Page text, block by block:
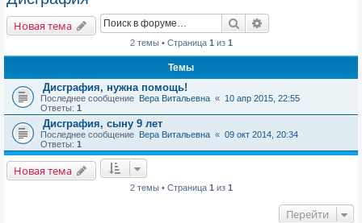
Новая тема Поиск
2 темы • Страница 1 из 1
Темы
Дисграфия, нужна помощь!
Последнее сообщение Вера Витальевна « 10 апр 2015, 22:55
Ответы: 1
Дисграфия, сыну 9 лет
Последнее сообщение Вера Витальевна « 09 окт 2014, 20:34
Ответы: 1
Новая тема
2 темы • Страница 1 из 1
Перейти